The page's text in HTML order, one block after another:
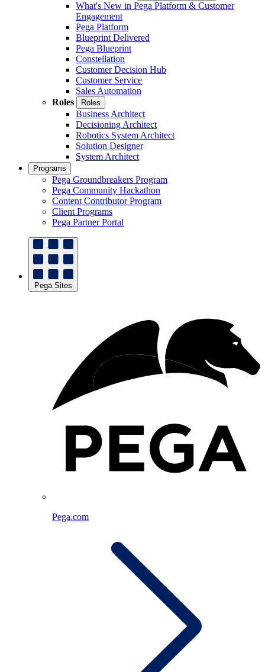
What's New in Pega Platform & Customer
Engagement
Pega Platform
Blueprint Delivered
Pega Blueprint
Constellation
Customer Decision Hub
Customer Service
Sales Automation
Roles
Roles
Business Architect
Decisioning Architect
Robotics System Architect
Solution Designer
System Architect
Programs
Pega Groundbreakers Program
Pega Community Hackathon
Content Contributor Program
Client Programs
Pega Partner Portal
Pega Sites
Pega.com